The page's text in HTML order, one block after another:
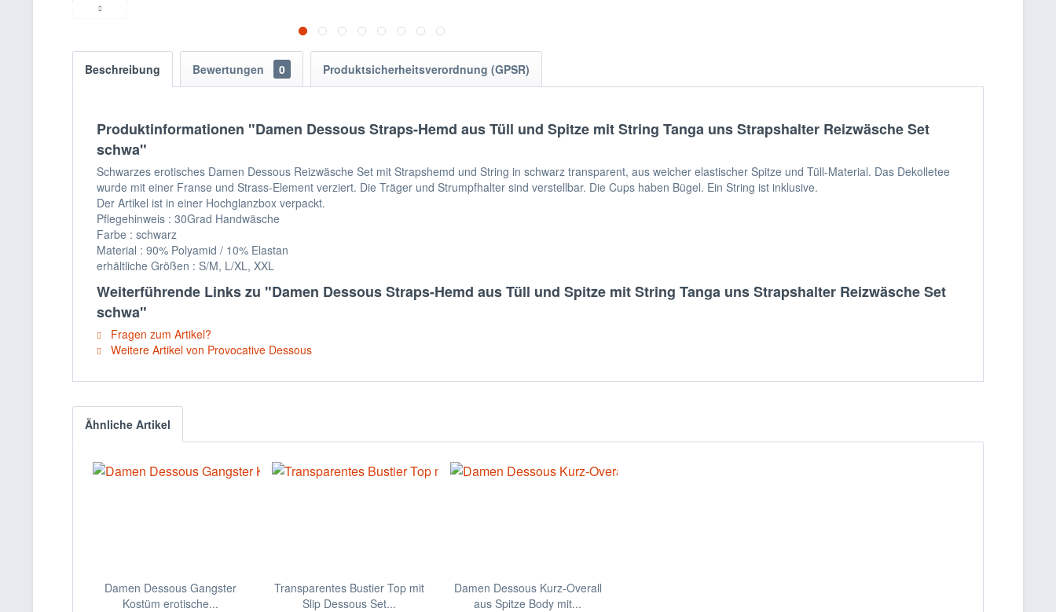
Beschreibung Bewertungen 0 Produktsicherheitsverordnung (GPSR)
Produktinformationen "Damen Dessous Straps-Hemd aus Tüll und Spitze mit String Tanga uns Strapshalter Reizwäsche Set
schwa"
Schwarzes erotisches Damen Dessous Reizwäsche Set mit Strapshemd und String in schwarz transparent, aus weicher elastischer Spitze und Tüll-Material. Das Dekolletee
wurde mit einer Franse und Strass-Element verziert. Die Träger und Strumpfhalter sind verstellbar. Die Cups haben Bügel. Ein String ist inklusive.
Der Artikel ist in einer Hochglanzbox verpackt.
Pflegehinweis : 30Grad Handwäsche
Farbe : schwarz
Material : 90% Polyamid / 10% Elastan
erhältliche Größen : S/M, L/XL, XXL
Weiterführende Links zu "Damen Dessous Straps-Hemd aus Tüll und Spitze mit String Tanga uns Strapshalter Reizwäsche Set
schwa"
Fragen zum Artikel?
Weitere Artikel von Provocative Dessous
Ähnliche Artikel
Damen Dessous Gangster
Kostüm erotische...
Transparentes Bustier Top mit
Slip Dessous Set...
Damen Dessous Kurz-Overall
aus Spitze Body mit...